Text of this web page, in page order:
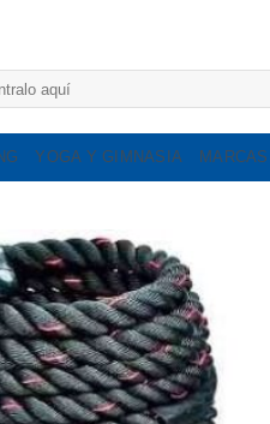
YOGA Y GIMNASIA MARCAS